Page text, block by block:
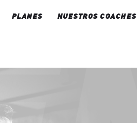
PLANES NUESTROS COACHES